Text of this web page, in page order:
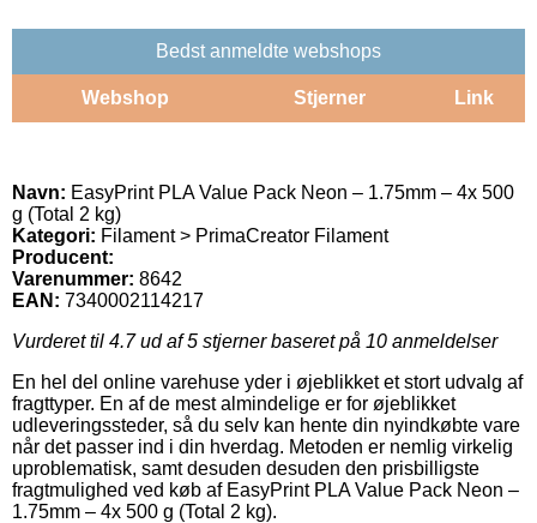
Bedst anmeldte webshops
Webshop Stjerner Link
Navn: EasyPrint PLA Value Pack Neon – 1.75mm – 4x 500
g (Total 2 kg)
Kategori: Filament > PrimaCreator Filament
Producent:
Varenummer: 8642
EAN: 7340002114217
Vurderet til 4.7ud af 5 stjerner baseret på 10 anmeldelser
En hel del online varehuse yder i øjeblikket et stort udvalg af
fragttyper. En af de mest almindelige er for øjeblikket
udleveringssteder, så du selv kan hente din nyindkøbte vare
når det passer ind i din hverdag. Metoden er nemlig virkelig
uproblematisk, samt desuden desuden den prisbilligste
fragtmulighed ved køb af EasyPrint PLA Value Pack Neon –
1.75mm – 4x 500 g (Total 2 kg).